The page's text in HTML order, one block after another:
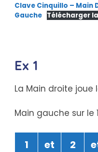
Clave Cinquillo – Main
Gauche Télécharger
Ex 1
La Main droite
Main gauche sur le
1 et 2